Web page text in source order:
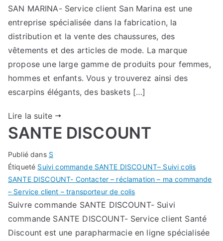
SAN MARINA- Service client San Marina est une
entreprise spécialisée dans la fabrication, la
distribution et la vente des chaussures, des
vêtements et des articles de mode. La marque
propose une large gamme de produits pour femmes,
hommes et enfants. Vous y trouverez ainsi des
escarpins élégants, des baskets […]
Lire la suite
SANTE DISCOUNT
Publié dans S
Étiqueté Suivi commande SANTE DISCOUNT– Suivi colis
SANTE DISCOUNT- Contacter – réclamation – ma commande
– Service client – transporteur de colis
Suivre commande SANTE DISCOUNT- Suivi
commande SANTE DISCOUNT- Service client Santé
Discount est une parapharmacie en ligne spécialisée